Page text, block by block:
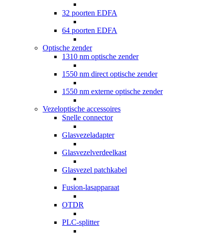
32 poorten EDFA
64 poorten EDFA
Optische zender
1310 nm optische zender
1550 nm direct optische zender
1550 nm externe optische zender
Vezeloptische accessoires
Snelle connector
Glasvezeladapter
Glasvezelverdeelkast
Glasvezel patchkabel
Fusion-lasapparaat
OTDR
PLC-splitter